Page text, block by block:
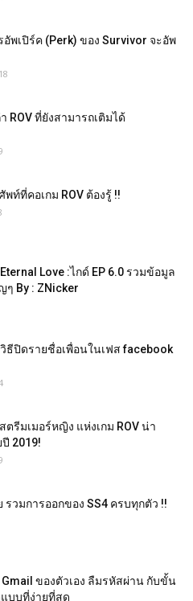
อัพเปิร์ค (Perk) ของ Survivor จะอัพ
ROV ที่ยังสามารถเติมได้
พท์ที่คอเกม ROV ต้องรู้ !!
Love :ไกด์ EP 6.0 รวมข้อมูล
By : ZNicker
ธีปิดรายชื่อเพื่อนในเฟส facebook
ตรีมเมอร์หญิง แห่งเกม ROV น่า
2019!
รวมการออกของ SS4 ครบทุกตัว !!
ของตัวเอง ลืมรหัสผ่าน กับขั้น
บบที่ง่ายที่สุด